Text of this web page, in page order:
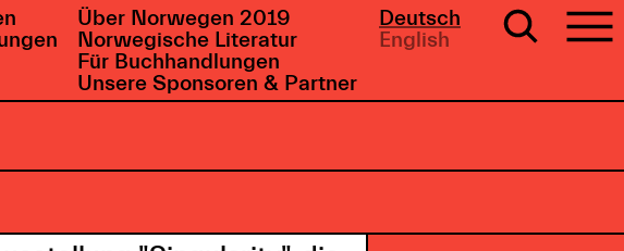
Über Norwegen 2019
Norwegische Literatur
Für Buchhandlungen
Unsere Sponsoren & Partner
Deutsch
English